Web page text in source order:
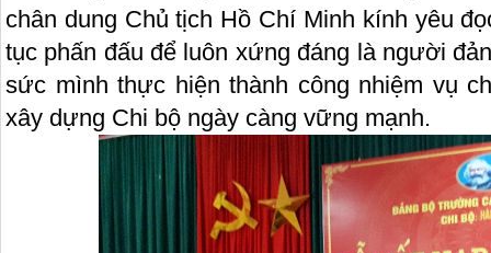
chân dung Chủ tịch Hồ Chí Minh kính yêu
tục phấn đấu để luôn xứng đáng là người
sức mình thực hiện thành công nhiệm vụ
xây dựng Chi bộ ngày càng vững mạnh.